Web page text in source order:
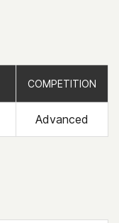
COMPETITION
Advanced
COMPETITION